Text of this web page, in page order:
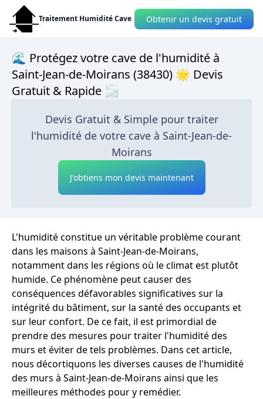
Traitement Humidité Cave Obtenir un devis gratuit
🌊 Protégez votre cave de l'humidité à
Saint-Jean-de-Moirans (38430) 🌟 Devis
Gratuit & Rapide 🌫
Devis Gratuit & Simple pour traiter
l'humidité de votre cave à Saint-Jean-de-
Moirans
J'obtiens mon devis maintenant
L'humidité constitue un véritable problème courant
dans les maisons à Saint-Jean-de-Moirans,
notamment dans les régions où le climat est plutôt
humide. Ce phénomène peut causer des
conséquences défavorables significatives sur la
intégrité du bâtiment, sur la santé des occupants et
sur leur confort. De ce fait, il est primordial de
prendre des mesures pour traiter l'humidité des
murs et éviter de tels problèmes. Dans cet article,
nous décortiquons les diverses causes de l'humidité
des murs à Saint-Jean-de-Moirans ainsi que les
meilleures méthodes pour y remédier.